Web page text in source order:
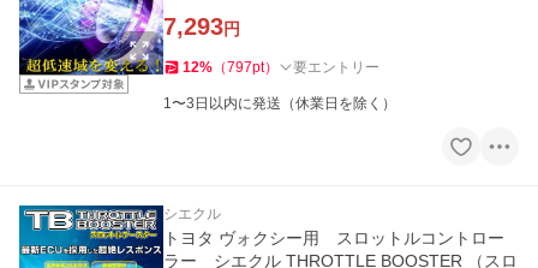
7,293円
12% （797pt） 要エントリー
1〜3日以内に発送（休業日を除く）
シエクル
トヨタ ヴォクシー用 スロットルコントロー
ラー シエクル THROTTLE BOOSTER （スロ